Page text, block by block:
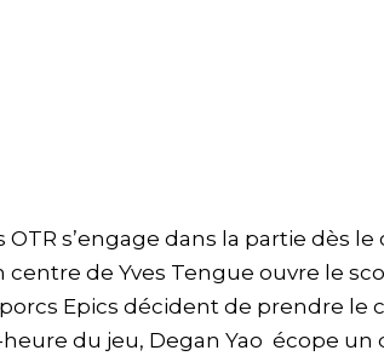
OTR s’engage dans la partie dès
centre de Yves Tengue ouvre le
Epics décident de prendre le
du jeu, Degan Yao écope